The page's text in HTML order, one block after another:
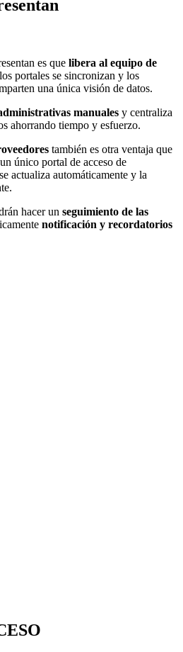
es que libera al equipo de
portales se sincronizan y los
una única visión de datos.
manuales y centraliza
ahorrando tiempo y esfuerzo.
también es otra ventaja que
único portal de acceso de
actualiza automáticamente y la
hacer un seguimiento de las
notificación y recordatorios